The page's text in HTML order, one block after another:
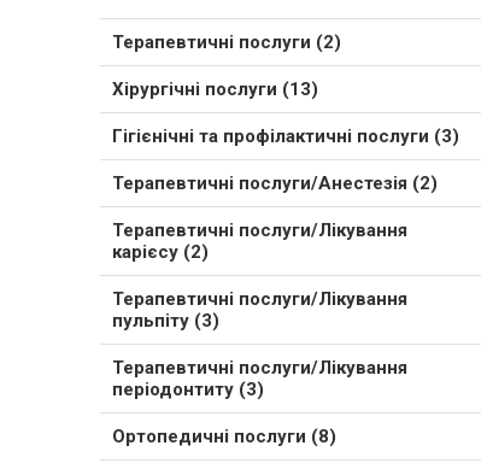
Терапевтичні послуги (2)
Хірургічні послуги (13)
Гігієнічні та профілактичні послуги (3)
Терапевтичні послуги/Анестезія (2)
Терапевтичні послуги/Лікування
карієсу (2)
Терапевтичні послуги/Лікування
пульпіту (3)
Терапевтичні послуги/Лікування
періодонтиту (3)
Ортопедичні послуги (8)